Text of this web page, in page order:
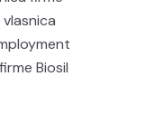
Biosil